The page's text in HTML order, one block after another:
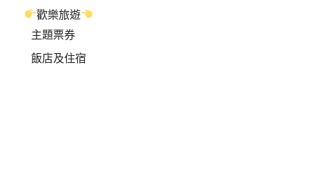
歡樂旅遊
主題票券
飯店及住宿